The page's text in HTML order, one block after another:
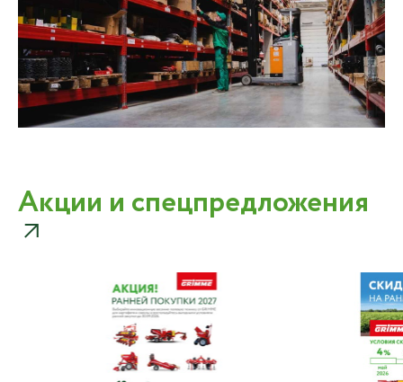
Акции и спецпредложения